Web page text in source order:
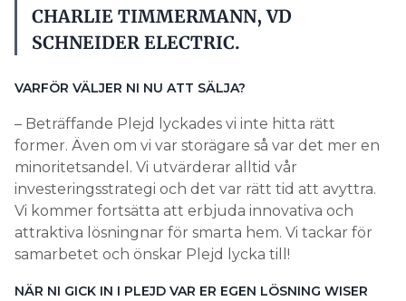
CHARLIE TIMMERMANN, VD
SCHNEIDER ELECTRIC.
VARFÖR VÄLJER NI NU ATT SÄLJA?
– Beträffande Plejd lyckades vi inte hitta rätt
former. Även om vi var storägare så var det mer en
minoritetsandel. Vi utvärderar alltid vår
investeringsstrategi och det var rätt tid att avyttra.
Vi kommer fortsätta att erbjuda innovativa och
attraktiva lösningnar för smarta hem. Vi tackar för
samarbetet och önskar Plejd lycka till!
NÄR NI GICK IN I PLEJD VAR ER EGEN LÖSNING WISER